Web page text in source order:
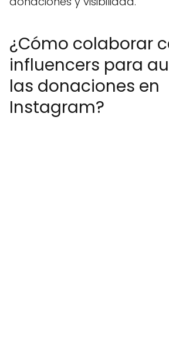
¿Cómo colaborar
influencers para
las donaciones en
Instagram?